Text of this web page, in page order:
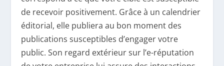
de recevoir positivement. Grâce à un calendrier
éditorial, elle publiera au bon moment des
publications susceptibles d’engager votre
public. Son regard extérieur sur l’e-réputation